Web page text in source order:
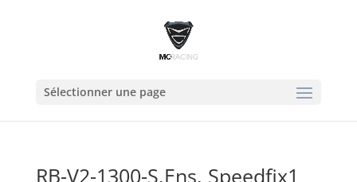
Sélectionner une page
RB-V2-1300-S.Ens. Speedfix1